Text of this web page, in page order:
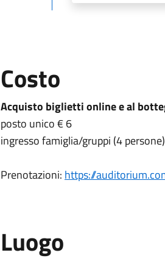
Costo
Acquisto biglietti online e al
posto unico € 6
ingresso famiglia/gruppi (4
Prenotazioni: https://
Luogo